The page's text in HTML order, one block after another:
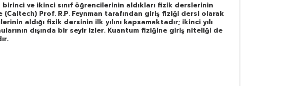
ve ikinci sınıf öğrencilerinin aldıkları fizik derslerinin
Prof. R.P. Feynman tarafından giriş fiziği dersi olarak
aldığı fizik dersinin ilk yılını kapsamaktadır; ikinci yılı
dışında bir seyir izler. Kuantum fiziğine giriş niteliği de